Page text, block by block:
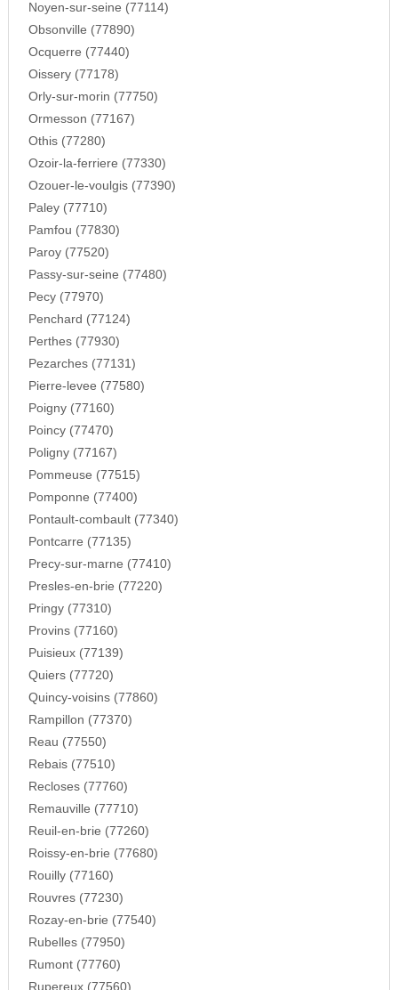
Noyen-sur-seine (77114)
Obsonville (77890)
Ocquerre (77440)
Oissery (77178)
Orly-sur-morin (77750)
Ormesson (77167)
Othis (77280)
Ozoir-la-ferriere (77330)
Ozouer-le-voulgis (77390)
Paley (77710)
Pamfou (77830)
Paroy (77520)
Passy-sur-seine (77480)
Pecy (77970)
Penchard (77124)
Perthes (77930)
Pezarches (77131)
Pierre-levee (77580)
Poigny (77160)
Poincy (77470)
Poligny (77167)
Pommeuse (77515)
Pomponne (77400)
Pontault-combault (77340)
Pontcarre (77135)
Precy-sur-marne (77410)
Presles-en-brie (77220)
Pringy (77310)
Provins (77160)
Puisieux (77139)
Quiers (77720)
Quincy-voisins (77860)
Rampillon (77370)
Reau (77550)
Rebais (77510)
Recloses (77760)
Remauville (77710)
Reuil-en-brie (77260)
Roissy-en-brie (77680)
Rouilly (77160)
Rouvres (77230)
Rozay-en-brie (77540)
Rubelles (77950)
Rumont (77760)
Rupereux (77560)